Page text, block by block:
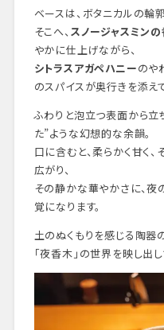
ベースは、ボタニカルの輪
そこへ、 スノージャスミンの
やかに仕上げながら、
シトラスアガペハニーのや
のスパイスが奥行きを添え
ふわりと泡立つ表面から立
た”ような幻想的な余韻。
口に含むと、柔らかく甘く
広がり、
その静かな華やかさに、
覚になります。
土のぬくもりを感じる陶器
「夜香木」の世界を映し出し